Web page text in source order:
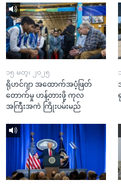
ရန်
နေရာ
သို့
ကျော်
ရန်
၁၅ မတ္၊ ၂၀၂၅
ရိုဟင်ဂျာ အထောက်အပံ့ဖြတ်
တောက်မှု ဟန့်တားဖို့ ကုလ
အကြီးအကဲ ကြိုးပမ်းမည်